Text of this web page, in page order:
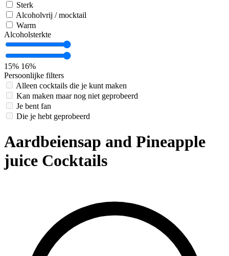
Sterk
Alcoholvrij / mocktail
Warm
Alcoholsterkte
15% 16%
Persoonlijke filters
Alleen cocktails die je kunt maken
Kan maken maar nog niet geprobeerd
Je bent fan
Die je hebt geprobeerd
Aardbeiensap and Pineapple
juice Cocktails